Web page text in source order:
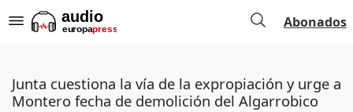
Abonados
Junta cuestiona la vía de la expropiación y urge a
Montero fecha de demolición del Algarrobico